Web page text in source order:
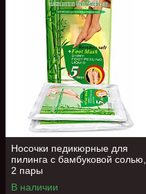
Носочки педикюрные для
пилинга с бамбуковой солью,
2 пары
В наличии